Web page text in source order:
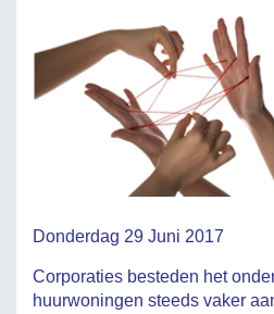
Donderdag 29 Juni 2017
Corporaties besteden het
huurwoningen steeds vaker